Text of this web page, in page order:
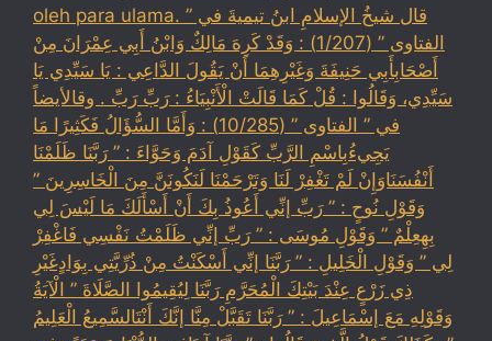
oleh para ulama. قال شيخُ الإسلامِ ابنُ تيميةَ في ”
الفتاوى ” (1/207) : وَقَدْ كَرِهَ مَالِكٌ وَابْنُ أَبِي عِمْرَانَ مِنْ
أَصْحَابِأَبِي حَنِيفَةَ وَغَيْرِهِمَا أَنْ يَقُولَ الدَّاعِي : يَا سَيِّدِي يَا
سَيِّدِي، وَقَالُوا : قُلْ كَمَا قَالَتْ الْأَنْبِيَاءُ : رَبِّ رَبِّ . وقالأيضاً
في ” الفتاوى ” (10/285) : وَأَمَّا السُّؤَالُ فَكَثِيرًا مَا
يَجِيءُبِاسْمِ الرَّبِّ كَقَوْلِ آدَمَ وَحَوَّاءَ : ” رَبَّنَا ظَلَمْنَا
أَنْفُسَنَاوَإِنْ لَمْ تَغْفِرْ لَنَا وَتَرْحَمْنَا لَنَكُونَنَّ مِنَ الْخَاسِرِينَ ”
وَقَوْلِ نُوحٍ : ” رَبِّ إنِّي أَعُوذُ بِكَ أَنْ أَسْأَلَكَ مَا لَيْسَ لِي
بِهِعِلْمٌ ” وَقَوْلِ مُوسَى : ” رَبِّ إنِّي ظَلَمْتُ نَفْسِي فَاغْفِرْ
لِي ” وَقَوْلِ الْخَلِيلِ : ” رَبَّنَا إنِّي أَسْكَنْتُ مِنْ ذُرِّيَّتِي بِوَادٍغَيْرِ
ذِي زَرْعٍ عِنْدَ بَيْتِكَ الْمُحَرَّمِ رَبَّنَا لِيُقِيمُوا الصَّلَاةَ ” الْآيَةُ
وَقَوْلِهِ مَعَ إسْمَاعِيلَ : ” رَبَّنَا تَقَبَّلْ مِنَّا إنَّكَ أَنْتَالسَّمِيعُ الْعَلِيمُ